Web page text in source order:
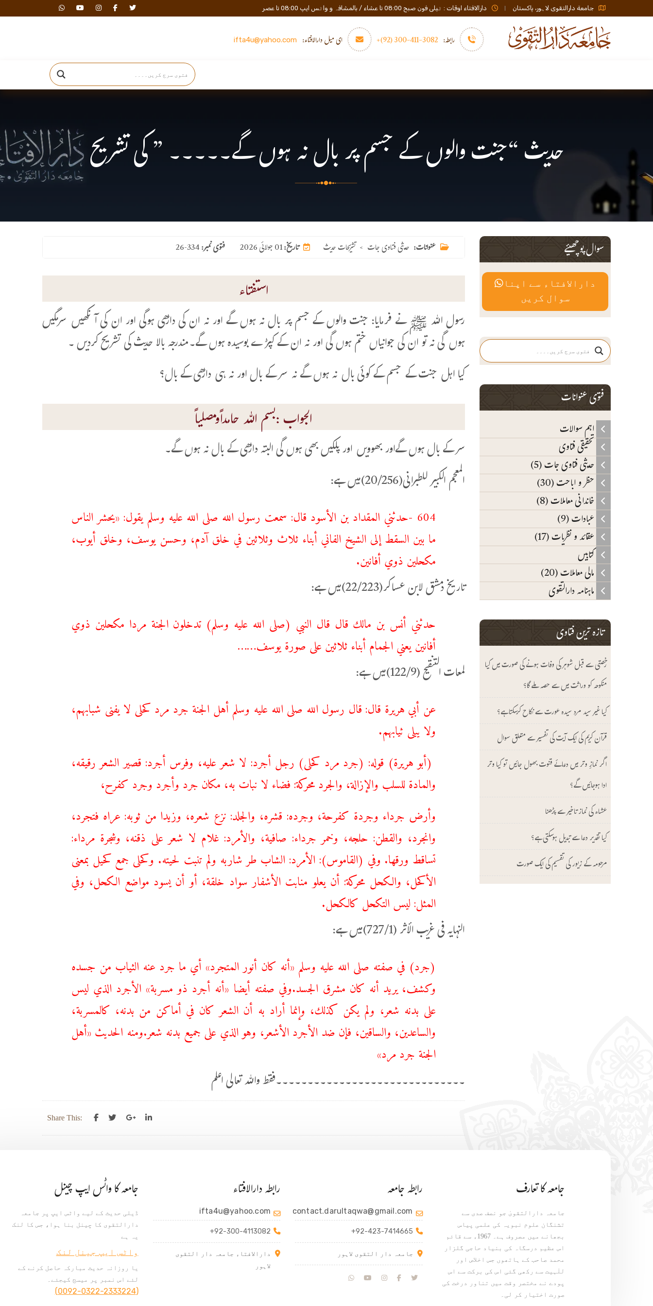
جامعة دارالتقوی لاہور، پاکستان دارالافتاء اوقات : ٹیلی فون صبح 08:00 تا عشاء / بالمشافہ و واٹس ایپ 08:00 تا عصر
رابطہ: 3082-411-300 (92)+ ای میل دارالافتاء: ifta4u@yahoo.com
حدیث “جنت والوں کے جسم پر بال نہ ہوں گے۔۔۔۔۔ ” کی تشریح
فتوی نمبر:26-334 تاریخ:01 جولائی 2026 عنوانات: حدیثی فتاوی جات > تشریحات حدیث
استفتاء
رسول اللہ ﷺ نے فرمایا: جنت والوں کے جسم پر بال نہ ہوں گے اور نہ ان کی داڑھی ہوگی اور ان کی آنکھیں سرمگیں
ہوں گی نہ تو ان کی جوانیاں ختم ہوں گی اور نہ ان کے کپڑے بوسیدہ ہوں گے۔مندرجہ بالا حدیث کی تشریح کردیں ۔
کیا اہل جنت کے جسم کے کوئی بال نہ ہوں گے نہ سر کے بال اور نہ ہی داڑھی کے بال؟
الجواب :بسم اللہ حامداًومصلیاً
سر کے بال ہوں گےاور بھوویں اور پلکیں بھی ہوں گی البتہ داڑھی کے بال نہ ہوں گے۔
المعجم الکبیر للطبرانی(20/256)میں ہے:
604 -حدثني المقداد بن الأسود قال: سمعت رسول الله صلى الله عليه وسلم يقول: «يحشر الناس
ما بين السقط إلى الشيخ الفاني أبناء ثلاث وثلاثين في خلق آدم، وحسن يوسف، وخلق أيوب،
مكحلين ‌ذوي ‌أفانين.
تاریخ دمشق لابن عساکر(22/223)میں ہے:
حدثني أنس بن مالك قال قال النبي (صلى الله عليه وسلم) تدخلون الجنة مردا مكحلين ‌ذوي
‌أفانين يعني الجمام أبناء ثلاثين على صورة يوسف……
لمعات التنقیح (122/9)میں ہے:
عن أبي هريرة قال: قال رسول الله صلى الله عليه وسلم أهل الجنة جرد مرد كحلى لا يفنى شبابهم،
ولا يبلى ثيابهم.
(أبو هريرة) قوله: (جرد مرد كحلى) رجل أجرد: لا شعر عليه، وفرس أجرد: قصير الشعر رقيقه،
والمادة للسلب والإزالة، والجرد محركة: فضاء لا نبات به، مكان جرد وأجرد وجرد كفرح،
وأرض جرداء وجردة كفرحة، وجرده: قشره، والجلد: نزع شعره، وزيدا من ثوبه: عراه فتجرد،
وانجرد، والقطن: حلجه، وخمر جرداء: صافية، والأمرد: غلام لا شعر على ذقنه، وشجرة مرداء:
تساقط ورقها. وفي (القاموس): الأمرد: الشاب طر شاربه ولم تنبت لحيته. وكحلى جمع كحيل بمعنى
الأكحل، والكحل محركة: أن يعلو منابت الأشفار سواد خلقة، أو أن يسود مواضع الكحل، وفي
المثل: ليس التكحل كالكحل.
النہایہ فی غريب الأثر (727/1)میں ہے:
‌‌(جرد) في صفته صلى الله عليه وسلم «أنه كان ‌أنور ‌المتجرد» أي ما جرد عنه الثياب من جسده
وكشف، يريد أنه كان مشرق الجسد.وفي صفته أيضا «أنه أجرد ذو مسربة» الأجرد الذي ليس
على بدنه شعر، ولم يكن كذلك، وإنما أراد به أن الشعر كان في أماكن من بدنه، كالمسربة،
والساعدين، والساقين، فإن ضد الأجرد الأشعر، وهو الذي على جميع بدنه شعر.ومنه الحديث «أهل
الجنة جرد مرد»
۔۔۔۔۔۔۔۔۔۔۔۔۔۔۔۔۔۔۔۔۔۔۔۔۔۔۔۔۔۔فقط واللہ تعالی اعلم
Share This:
سوال پوچھیئے
دارالافتاء سے اپنا
سوال کریں
فتوی عنوانات
اہم سوالات
تحقیقی فتاوی
حدیثی فتاوی جات (5)
حظر و اباحت (30)
خاندانی معاملات (8)
عبادات (9)
عقائد و نظریات (17)
کتابیں
مالی معاملات (20)
ماہنامہ دارالتقوی
تازہ ترین فتاوی
رخصتی سے قبل شوہر کی وفات ہونے کی صورت میں کیا
منکوحہ کو وراثت میں سے حصہ ملے گا؟
کیا غیر سید مرد سیدہ عورت سے نکاح کرسکتا ہے؟
قرآن کریم کی ایک آیت کی تفسیر سے متعلق سوال
اگر نمازِ وتر میں دعائے قنوت بھول جائیں تو کیا وتر
ادا ہوجائیں گے؟
عشاء کی نماز تاخیر سے پڑھنا
کیا تقدیر دعا سے تبدیل ہوسکتی ہے؟
مرحومہ کے زیور کی تقسیم کی ایک صورت
جامعہ کا تعارف
جامعہ دارالتقویٰ جو نصف صدی سے
تشنگان علوم نبویہ کی علمی پیاس
بجھانے میں مصروف ہے۔ 1967ء سے قائم
اس عظیم درسگاہ کی بنیاد حاجی گلزار
محمد صاحب کے ہاتھوں جس اخلاص اور
للٰہیت سے رکھی گئی اس کی برکت سے اس
پودے نے مختصر وقت میں تناور درخت کی
صورت اختیار کر لی۔
رابطہ جامعہ
contact.darultaqwa@gmail.com
+92-423-7414665
جامعہ دار التقوی لاہور
رابطہ دارالافتاء
ifta4u@yahoo.com
+92-300-4113082
دارالافتاء جامعہ دار التقوی
لاہور
جامعہ کا واٹس ایپ چینل
ڈیلی حدیث کے لیے واٹس ایپ پر جامعہ
دارالتقوی کا چینل بنا ہوا، جس کا لنک
یہ ہے
واٹس ایپ جینل لنک
یا روزانہ حدیث مبارکہ حاصل کرنے کے
لئے اس نمبر پر میسج کیجئے۔
(0092-0322-2333224)